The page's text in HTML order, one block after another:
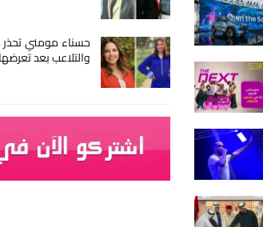
حسناء مومني تحذر
والتلاعب بعد